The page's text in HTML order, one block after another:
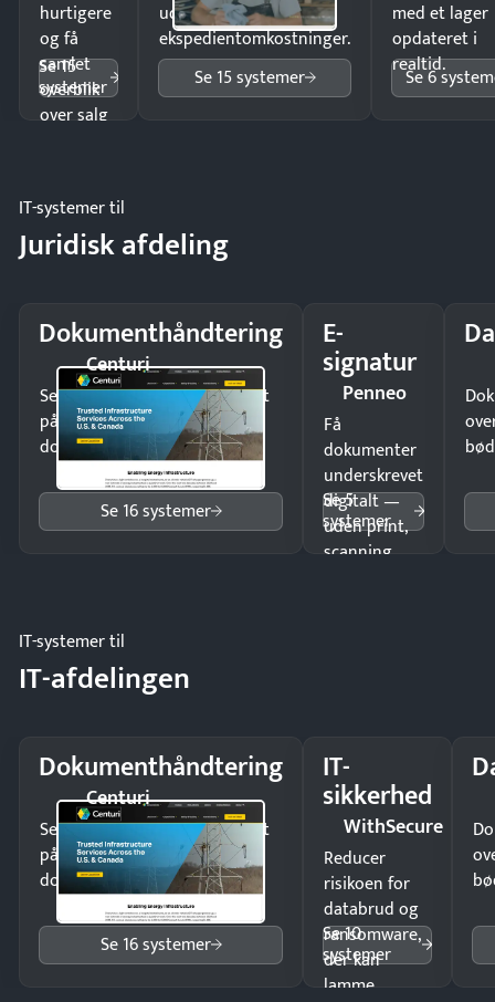
hurtigere
og få
samlet
overblik
over salg
Se 15
systemer
uden
ekspedientomkostninger.
Se 15 systemer
med et lager
opdateret i
realtid.
Se 6
IT-systemer til
Juridisk afdeling
Dokumenthåndtering
Centuri
Send kontrakter til underskrift
på minutter og mist ingen
dokumenter.
Se 16 systemer
E-
signatur
Penneo
Få
dokumenter
underskrevet
digitalt —
uden print,
scanning
Se 5
systemer
IT-systemer til
IT-afdelingen
Dokumenthåndtering
Centuri
Send kontrakter til underskrift
på minutter og mist ingen
dokumenter.
Se 16 systemer
IT-
sikkerhed
WithSecure
Reducer
risikoen for
databrud og
ransomware,
der kan
lamme
Se 10
systemer